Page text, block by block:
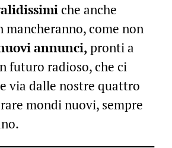
che anche
mancheranno, come non
annunci, pronti a
futuro radioso, che ci
via dalle nostre quattro
mondi nuovi, sempre